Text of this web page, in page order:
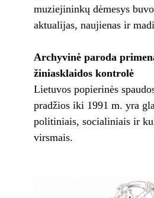
muziejininkų dėmesys
aktualijas, naujienas ir
Archyvinė paroda
žiniasklaidos kontrolė
Lietuvos popierinės
pradžios iki 1991 m. yra
politiniais, socialiniais ir
virsmais.